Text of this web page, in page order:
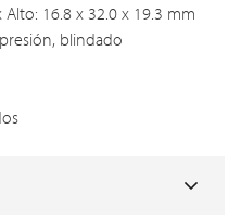
16.8 x 32.0 x 19.3 mm
blindado